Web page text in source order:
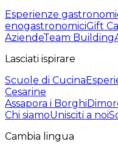
Esperienze
enogastronomiciGift
AziendeTeam Building
Lasciati ispirare
Scuole di Cucina
Cesarine
Assapora i Borghi
Chi siamoUnisciti a noi
Cambia lingua